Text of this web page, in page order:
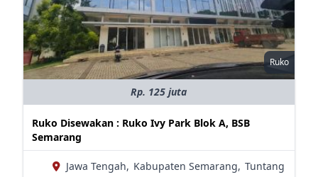
Ruko
Rp. 125 juta
Ruko Disewakan : Ruko Ivy Park Blok A, BSB
Semarang
Jawa Tengah, Kabupaten Semarang, Tuntang